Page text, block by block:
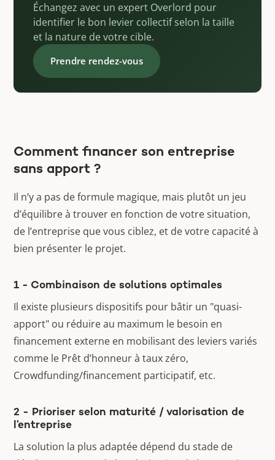
Échangez avec un expert Overlord pour
identifier le bon levier collectif selon la taille
et la nature de votre cible.
Prendre rendez-vous
Comment financer son entreprise
sans apport ?
Il n’y a pas de formule magique, mais plutôt un jeu
d’équilibre à trouver en fonction de votre situation,
de l’entreprise que vous ciblez, et de votre capacité à
bien présenter le projet.
1 - Combinaison de solutions optimales
Il existe plusieurs dispositifs pour bâtir un "quasi-
apport" ou réduire au maximum le besoin en
financement externe en mobilisant des leviers variés
comme le Prêt d’honneur à taux zéro,
Crowdfunding/financement participatif, etc.
2 - Prioriser selon maturité / valorisation de
l’entreprise
La solution la plus adaptée dépend du stade de